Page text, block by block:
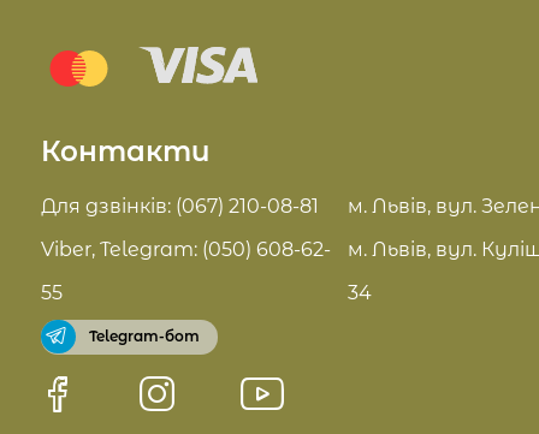
Актуальні знижки
Pro Age догляд
Відгуки
Договір оферти
Контакти
Для дзвінків: (067) 210-08-81
Viber, Telegram: (050) 608-62-
55
Telegram-бот
м. Львів, вул.
м. Львів, вул.
34